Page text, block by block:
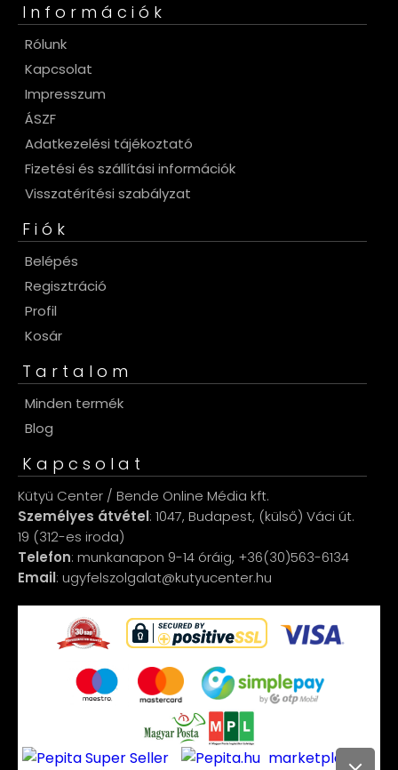
Információk
Rólunk
Kapcsolat
Impresszum
ÁSZF
Adatkezelési tájékoztató
Fizetési és szállítási információk
Visszatérítési szabályzat
Fiók
Belépés
Regisztráció
Profil
Kosár
Tartalom
Minden termék
Blog
Kapcsolat
Kütyü Center / Bende Online Média kft.
Személyes átvétel: 1047, Budapest, (külső) Váci út.
19 (312-es iroda)
Telefon: munkanapon 9-14 óráig, +36(30)563-6134
Email: ugyfelszolgalat@kutyucenter.hu
marketplace